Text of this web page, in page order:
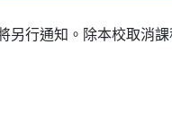
行通知。除本校取消